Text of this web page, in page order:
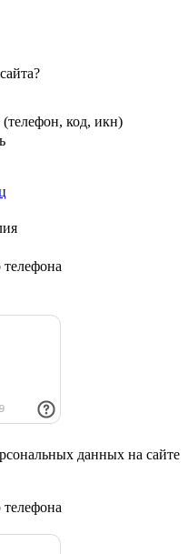
код, икн)
данных на сайте